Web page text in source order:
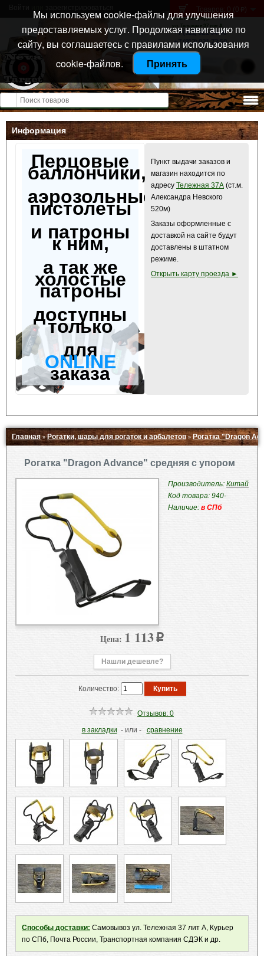
Санкт-Петербург
ул. Тележная 37 лит А
+7 (911) 021-04-08
+7 (812) 921-73-50
Товаров: 0 (0 p )
Открыть меню
Информация
Перцовые
баллончики,
аэрозольные
пистолеты
и патроны
к ним,
а так же
холостые
патроны
доступны
только
для
ONLINE
заказа
Пункт выдачи заказов и
магазин находится по
адресу Тележная 37А (ст.м.
Александра Невского
520м)
Заказы оформленные с
доставкой на сайте будут
доставлены в штатном
режиме.
Открыть карту проезда ►
Главная»Рогатки, шары для рогаток и арбалетов»Рогатка "Dragon
Рогатка "Dragon Advance" средняя с упором
Производитель: Китай
Код товара: 940-
Наличие: в СПб
Цена: 1 113 p
Нашли дешевле?
Количество:
Отзывов: 0
в закладки - или - сравнение
Способы доставки: Самовывоз ул. Тележная 37 лит А, Курьер
по СПб, Почта России, Транспортная компания СДЭК и др.
Мы используем cookie-файлы для улучшения
предоставляемых услуг. Продолжая навигацию по
сайту, вы соглашаетесь с правилами использования
cookie-файлов.
Принять